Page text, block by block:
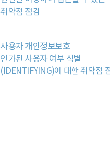
취약점 점검
사용자 개인정보보호
인가된 사용자 여부 식별
(IDENTIFYING)에 대한 취약점